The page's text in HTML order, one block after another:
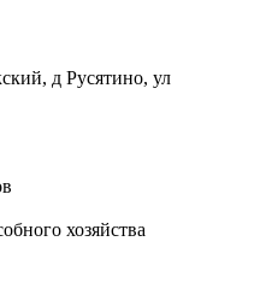
д Русятино, ул
хозяйства